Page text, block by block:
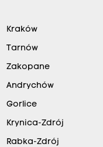
Kraków
Tarnów
Zakopane
Andrychów
Gorlice
Krynica-Zdrój
Rabka-Zdrój